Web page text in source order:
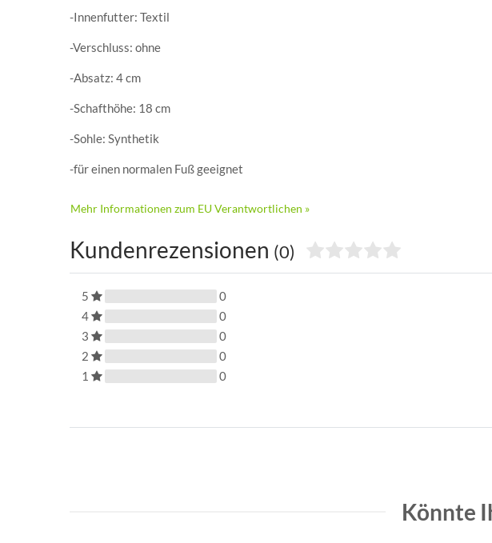
-Innenfutter: Textil
-Verschluss: ohne
-Absatz: 4 cm
-Schafthöhe: 18 cm
-Sohle: Synthetik
-für einen normalen Fuß geeignet
Mehr Informationen zum EU Verantwortlichen »
Kundenrezensionen (0)
5
0
4
0
3
0
2
0
1
0
Könnte